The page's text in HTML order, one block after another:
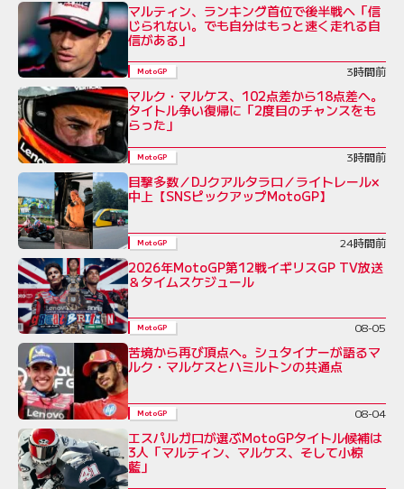
マルティン、ランキング首位で後半戦へ「信
じられない。でも自分はもっと速く走れる自
信がある」
MotoGP 3時間前
マルク・マルケス、102点差から18点差へ。
タイトル争い復帰に「2度目のチャンスをも
らった」
MotoGP 3時間前
目撃多数／DJクアルタラロ／ライトレール×
中上【SNSピックアップMotoGP】
MotoGP 24時間前
2026年MotoGP第12戦イギリスGP TV放送
＆タイムスケジュール
MotoGP 08-05
苦境から再び頂点へ。シュタイナーが語るマ
ルク・マルケスとハミルトンの共通点
MotoGP 08-04
エスパルガロが選ぶMotoGPタイトル候補は
3人「マルティン、マルケス、そして小椋
藍」